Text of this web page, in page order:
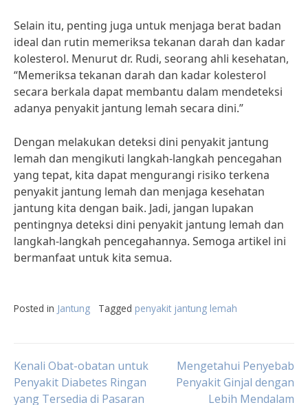
Selain itu, penting juga untuk menjaga berat badan
ideal dan rutin memeriksa tekanan darah dan kadar
kolesterol. Menurut dr. Rudi, seorang ahli kesehatan,
“Memeriksa tekanan darah dan kadar kolesterol
secara berkala dapat membantu dalam mendeteksi
adanya penyakit jantung lemah secara dini.”
Dengan melakukan deteksi dini penyakit jantung
lemah dan mengikuti langkah-langkah pencegahan
yang tepat, kita dapat mengurangi risiko terkena
penyakit jantung lemah dan menjaga kesehatan
jantung kita dengan baik. Jadi, jangan lupakan
pentingnya deteksi dini penyakit jantung lemah dan
langkah-langkah pencegahannya. Semoga artikel ini
bermanfaat untuk kita semua.
Posted in Jantung Tagged penyakit jantung lemah
Post
Kenali Obat-obatan untuk
Penyakit Diabetes Ringan
yang Tersedia di Pasaran
Mengetahui Penyebab
Penyakit Ginjal dengan
Lebih Mendalam